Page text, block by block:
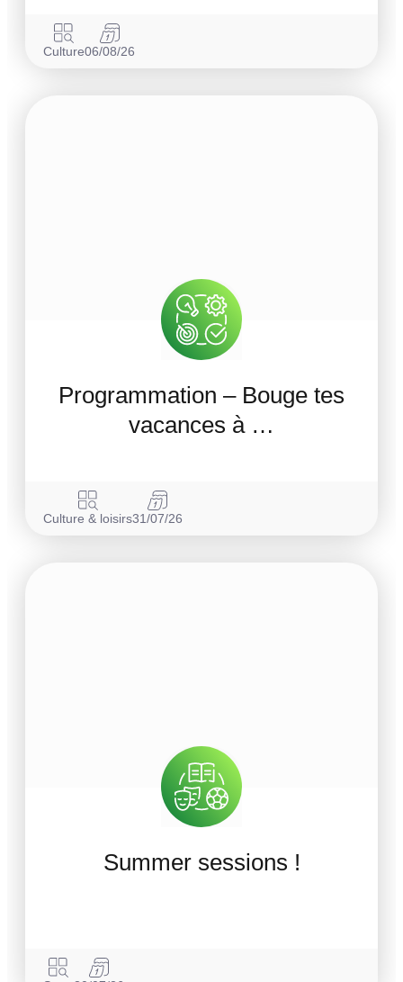
Culture06/08/26
Programmation – Bouge tes
vacances à …
Culture & loisirs31/07/26
Summer sessions !